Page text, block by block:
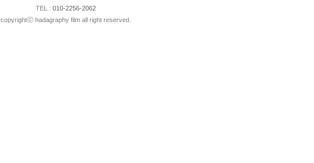
TEL : 010-2256-2062
copyrightⓒ hadagraphy film all right reserved.